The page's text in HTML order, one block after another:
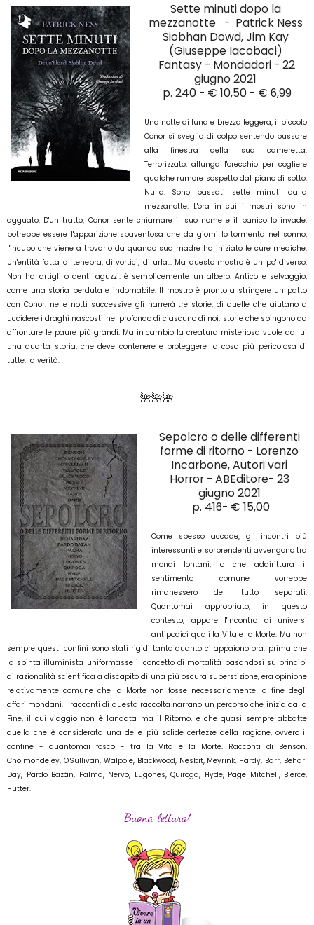
Sette minuti dopo la
mezzanotte - Patrick Ness
Siobhan Dowd, Jim Kay
(Giuseppe Iacobaci)
Fantasy - Mondadori -22
giugno 2021
p. 240 - € 10,50 - € 6,99
Una notte di luna e brezza leggera, il piccolo
Conor si sveglia di colpo sentendo bussare
alla finestra della sua cameretta.
Terrorizzato, allunga l'orecchio per cogliere
qualche rumore sospetto dal piano di sotto.
Nulla. Sono passati sette minuti dalla
mezzanotte. L'ora in cui i mostri sono in
agguato. D'un tratto, Conor sente chiamare il suo nome e il panico lo invade:
potrebbe essere l'apparizione spaventosa che da giorni lo tormenta nel sonno,
l'incubo che viene a trovarlo da quando sua madre ha iniziato le cure mediche.
Un'entità fatta di tenebra, di vortici, di urla... Ma questo mostro è un po' diverso.
Non ha artigli o denti aguzzi: è semplicemente un albero. Antico e selvaggio,
come una storia perduta e indomabile. Il mostro è pronto a stringere un patto
con Conor: nelle notti successive gli narrerà tre storie, di quelle che aiutano a
uccidere i draghi nascosti nel profondo di ciascuno di noi, storie che spingono ad
affrontare le paure più grandi. Ma in cambio la creatura misteriosa vuole da lui
una quarta storia, che deve contenere e proteggere la cosa più pericolosa di
tutte: la verità.
🌺🌺🌺
Sepolcro o delle differenti
forme di ritorno - Lorenzo
Incarbone, Autori vari
Horror- ABEditore- 23
giugno2021
p. 416- € 15,00
Come spesso accade, gli incontri più
interessanti e sorprendenti avvengono tra
mondi lontani, o che addirittura il
sentimento comune vorrebbe
rimanessero del tutto separati.
Quantomai appropriato, in questo
contesto, appare l'incontro di universi
antipodici quali la Vita e la Morte. Ma non
sempre questi confini sono stati rigidi tanto quanto ci appaiono ora; prima che
la spinta illuminista uniformasse il concetto di mortalità basandosi su principi
di razionalità scientifica a discapito di una più oscura superstizione, era opinione
relativamente comune che la Morte non fosse necessariamente la fine degli
affari mondani. I racconti di questa raccolta narrano un percorso che inizia dalla
Fine, il cui viaggio non è l'andata ma il Ritorno, e che quasi sempre abbatte
quella che è considerata una delle più solide certezze della ragione, ovvero il
confine - quantomai fosco - tra la Vita e la Morte. Racconti di Benson,
Cholmondeley, O'Sullivan, Walpole, Blackwood, Nesbit, Meyrink, Hardy, Barr, Behari
Day, Pardo Bazán, Palma, Nervo, Lugones, Quiroga, Hyde, Page Mitchell, Bierce,
Hutter.
Buona lettura!